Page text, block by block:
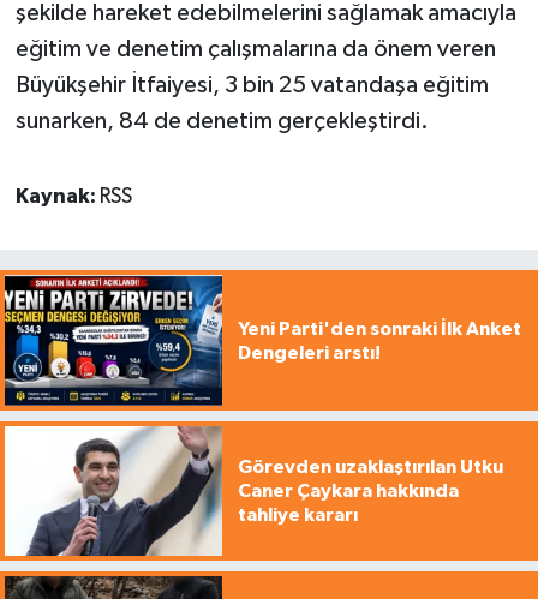
şekilde hareket edebilmelerini sağlamak amacıyla
eğitim ve denetim çalışmalarına da önem veren
Büyükşehir İtfaiyesi, 3 bin 25 vatandaşa eğitim
sunarken, 84 de denetim gerçekleştirdi.
Kaynak: RSS
Yeni Parti'den sonraki İlk Anket
Dengeleri arstı!
Görevden uzaklaştırılan Utku
Caner Çaykara hakkında
tahliye kararı